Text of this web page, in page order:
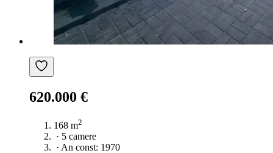
620.000 €
168 m2
· 5 camere
· An const: 1970